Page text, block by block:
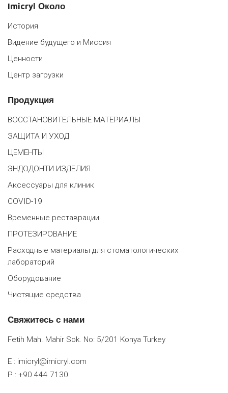
Imicryl Около
История
Видение будущего и Миссия
Ценности
Центр загрузки
Продукция
ВОССТАНОВИТЕЛЬНЫЕ МАТЕРИАЛЫ
ЗАЩИТА И УХОД
ЦЕМЕНТЫ
ЭНДОДОНТИ ИЗДЕЛИЯ
Аксессуары для клиник
COVID-19
Временные реставрации
ПРОТЕЗИРОВАНИЕ
Расходные материалы для стоматологических
лабораторий
Оборудование
Чистящие средства
Свяжитесь с нами
Fetih Mah. Mahir Sok. No: 5/201 Konya Turkey
E : imicryl@imicryl.com
P : +90 444 7130